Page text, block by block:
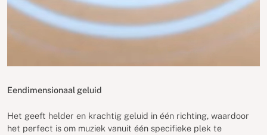
Eendimensionaal geluid
Het geeft helder en krachtig geluid in één richting, waardoor
het perfect is om muziek vanuit één specifieke plek te